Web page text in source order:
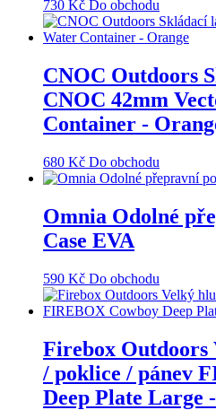
730 Kč Do obchodu
CNOC Outdoors
CNOC 42mm
Container -
680 Kč Do obchodu
Omnia Odolné
Case EVA
590 Kč Do obchodu
Firebox
/ poklice / pánev
Deep Plate Large